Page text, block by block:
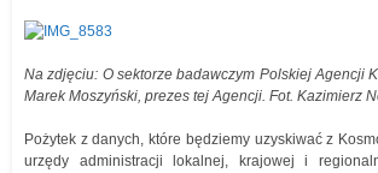
Na zdjęciu: O sektorze badawczym Polskiej Agencji
Marek Moszyński, prezes tej Agencji. Fot. Kazimierz
Pożytek z danych, które będziemy uzyskiwać z
urzędy administracji lokalnej, krajowej i